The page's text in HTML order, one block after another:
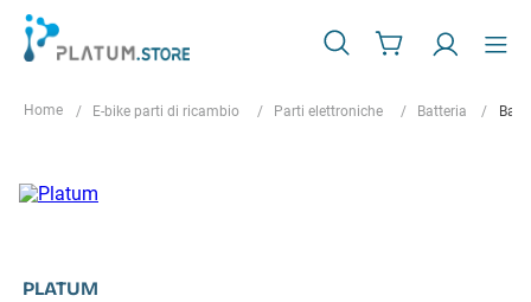
E-bike parti di ricambio Parti elettroniche Batteria
PLATUM